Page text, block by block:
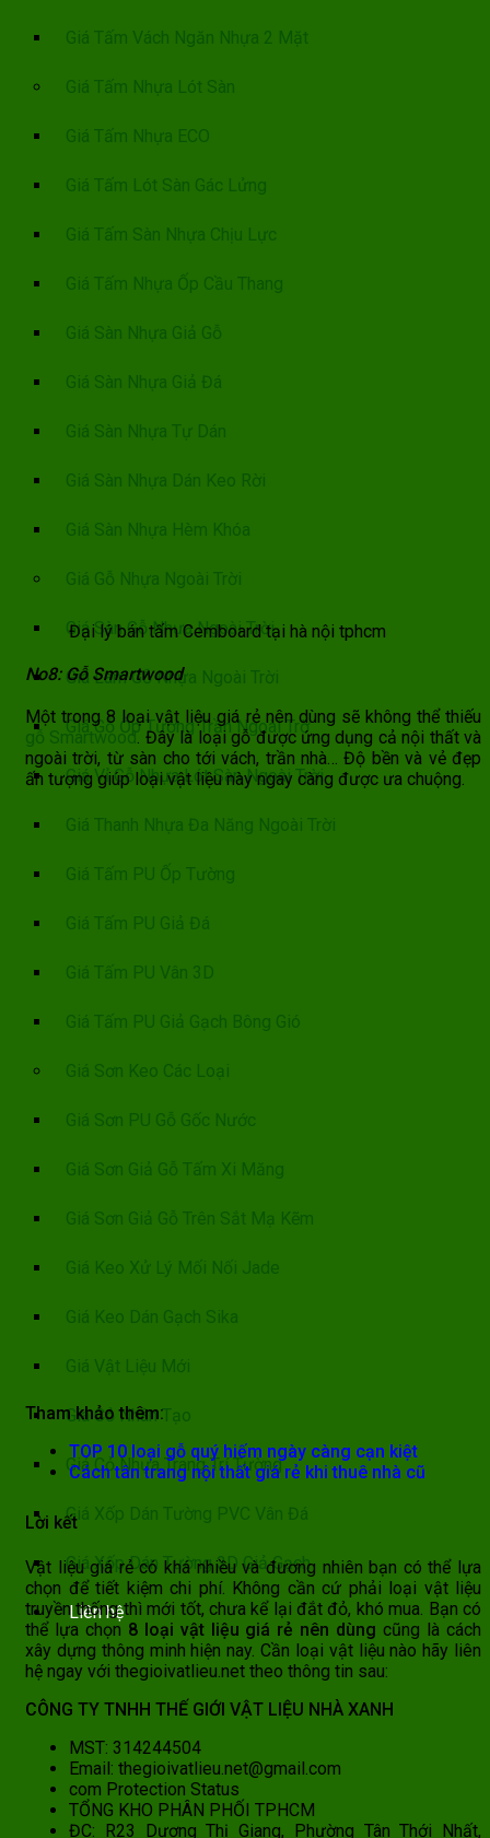
Giá Tấm Vách Ngăn Nhựa 2 Mặt
Giá Tấm Nhựa Lót Sàn
Giá Tấm Nhựa ECO
Giá Tấm Lót Sàn Gác Lửng
Giá Tấm Sàn Nhựa Chịu Lực
Giá Tấm Nhựa Ốp Cầu Thang
Giá Sàn Nhựa Giả Gỗ
Giá Sàn Nhựa Giả Đá
Giá Sàn Nhựa Tự Dán
Giá Sàn Nhựa Dán Keo Rời
Giá Sàn Nhựa Hèm Khóa
Giá Gỗ Nhựa Ngoài Trời
Giá Sàn Gỗ Nhựa Ngoài Trời
Giá Lam Gỗ Nhựa Ngoài Trời
Giá Gỗ Ốp Tường Trần Ngoài Trờ
Giá Vỉ Gỗ Nhựa Lót Sàn Ngoài Trời
Giá Thanh Nhựa Đa Năng Ngoài Trời
Giá Tấm PU Ốp Tường
Giá Tấm PU Giả Đá
Giá Tấm PU Vân 3D
Giá Tấm PU Giả Gạch Bông Gió
Giá Sơn Keo Các Loại
Giá Sơn PU Gỗ Gốc Nước
Giá Sơn Giả Gỗ Tấm Xi Măng
Giá Sơn Giả Gỗ Trên Sắt Mạ Kẽm
Giá Keo Xử Lý Mối Nối Jade
Giá Keo Dán Gạch Sika
Giá Vật Liệu Mới
Giá Cỏ Nhân Tạo
Giá Cỏ Nhựa Trang Trí Tường
Giá Xốp Dán Tường PVC Vân Đá
Giá Xốp Dán Tường 3D Giả Gạch
Liên hệ
Đại lý bán tấm Cemboard tại hà nội tphcm
No8: Gỗ Smartwood
Một trong 8 loại vật liệu giá rẻ nên dùng sẽ không thể thiếu
gỗ Smartwood. Đây là loại gỗ được ứng dụng cả nội thất và
ngoài trời, từ sàn cho tới vách, trần nhà… Độ bền và vẻ đẹp
ấn tượng giúp loại vật liệu này ngay càng được ưa chuộng.
Tham khảo thêm:
TOP 10 loại gỗ quý hiếm ngày càng cạn kiệt
Cách tân trang nội thất giá rẻ khi thuê nhà cũ
Lời kết
Vật liệu giá rẻ có khá nhiều và đương nhiên bạn có thể lựa
chọn để tiết kiệm chi phí. Không cần cứ phải loại vật liệu
truyền thống thì mới tốt, chưa kể lại đắt đỏ, khó mua. Bạn có
thể lựa chọn 8 loại vật liệu giá rẻ nên dùng cũng là cách
xây dựng thông minh hiện nay. Cần loại vật liệu nào hãy liên
hệ ngay với thegioivatlieu.net theo thông tin sau:
CÔNG TY TNHH THẾ GIỚI VẬT LIỆU NHÀ XANH
MST: 314244504
Email: thegioivatlieu.net@gmail.com
com Protection Status
TỔNG KHO PHÂN PHỐI TPHCM
ĐC: R23 Dương Thị Giang, Phường Tân Thới Nhất,